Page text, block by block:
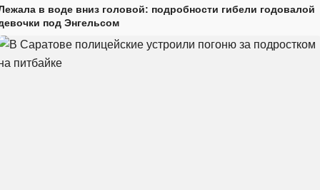
в воде вниз головой: подробности гибели годовалой
под Энгельсом